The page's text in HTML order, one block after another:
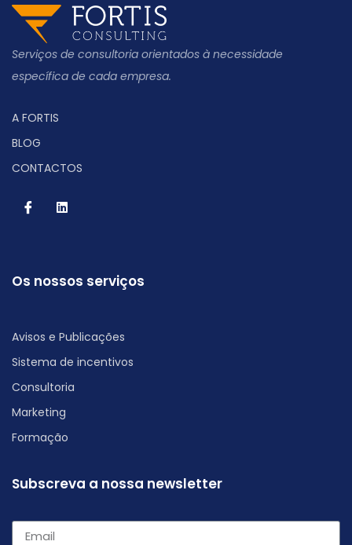
Serviços de consultoria orientados à necessidade
específica de cada empresa.
A FORTIS
BLOG
CONTACTOS
Os nossos serviços
Avisos e Publicações
Sistema de incentivos
Consultoria
Marketing
Formação
Subscreva a nossa newsletter